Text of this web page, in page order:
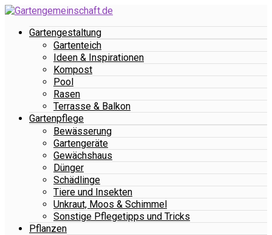
Gartengestaltung
Gartenteich
Ideen & Inspirationen
Kompost
Pool
Rasen
Terrasse & Balkon
Gartenpflege
Bewässerung
Gartengeräte
Gewächshaus
Dünger
Schädlinge
Tiere und Insekten
Unkraut, Moos & Schimmel
Sonstige Pflegetipps und Tricks
Pflanzen